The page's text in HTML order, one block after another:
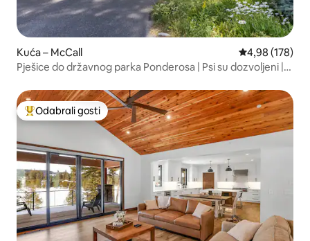
Kuća – McCall Prosječna
4,98 (178)
Pješice do državnog parka Ponderosa | Psi su dozvoljeni |
Među najviše rangiranima s oznakom „Odabrali gosti”
Odabrali gosti